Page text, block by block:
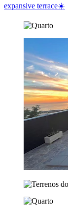
expansive terrace☀️